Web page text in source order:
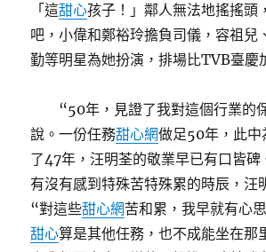
「這甜心孩子！」鄰人無法地搖搖頭
吧，小偉和鄭裕玲擔負司儀，容祖兒
勤等明星為她扮演，排場比TVB臺慶
“50年，見證了我對這個行業的
說。一份任務甜心網做足50年，此中
了47年，汪明荃的敬業早已有口皆
有沒有感到特殊苦特殊累的時辰，汪
“對這些甜心網苦和累，我早就有心
甜心算是其他任務，也不成能坐在那